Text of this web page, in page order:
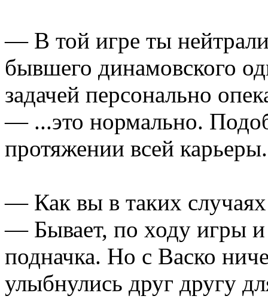
— В той игре ты
бывшего динамовского
задачей персонально
— ...это нормально.
протяжении всей карьеры.
— Как вы в таких
— Бывает, по ходу игры и
подначка. Но с Васко
улыбнулись друг другу